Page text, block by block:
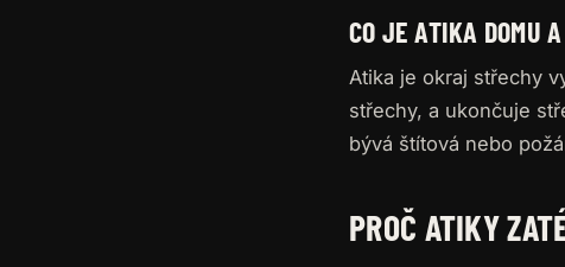
CO JE ATIKA DOMU
Atika je okraj střechy
střechy, a ukončuje
bývá štítová nebo
PROČ ATIKY